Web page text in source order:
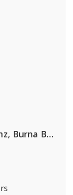
Coldplay ft. Little Simz, Burna Boy, Elyanna & Tini